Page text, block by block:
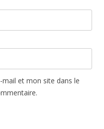
et mon site dans le